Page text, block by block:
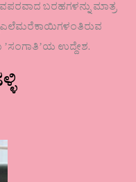
ಬರಹಗಳನ್ನು ಮಾತ್ರ
ಎಲೆಮರೆಕಾಯಿಗಳಂತಿರುವ
ಉದ್ದೇಶ.